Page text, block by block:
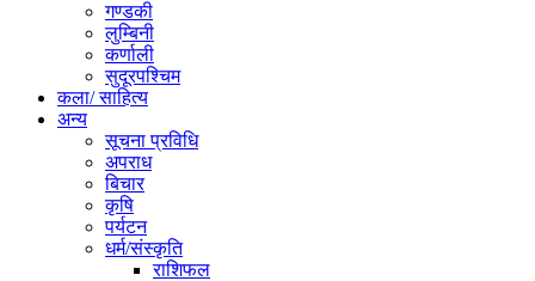
गण्डकी
लुम्बिनी
कर्णाली
सुदूरपश्चिम
कला/ साहित्य
अन्य
सूचना प्रविधि
अपराध
बिचार
कृषि
पर्यटन
धर्म/संस्कृति
राशिफल